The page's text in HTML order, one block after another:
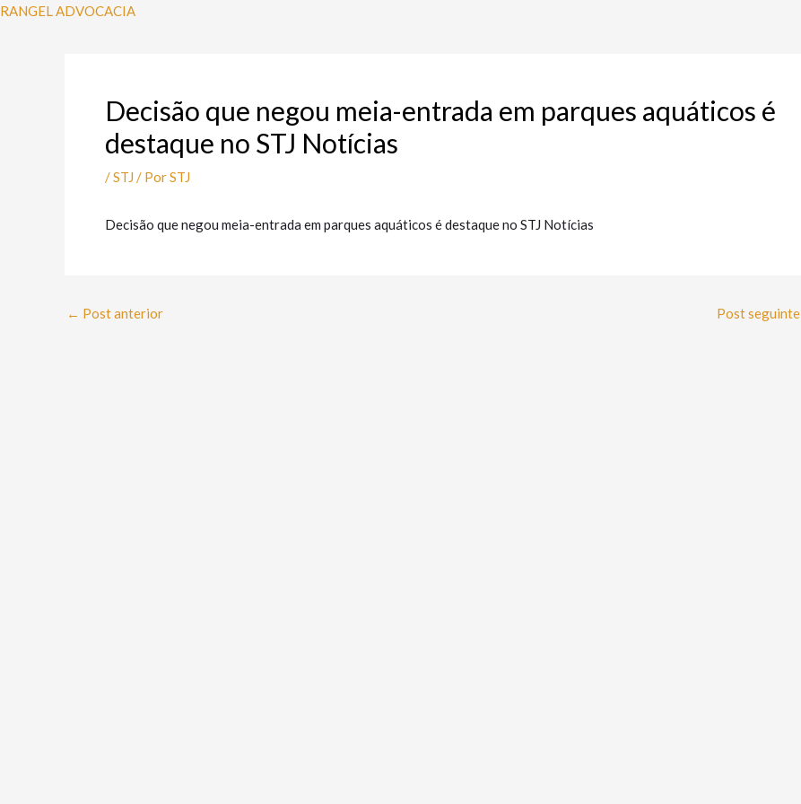
Ir
RANGEL ADVOCACIA
Decisão que negou meia-entrada em parques aquáticos é
destaque no STJ Notícias
/STJ / PorSTJ
Decisão que negou meia-entrada em parques aquáticos é destaque no STJ Notícias
Post
← Post anterior Post seguinte